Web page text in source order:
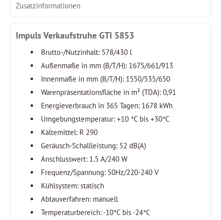
Zusatzinformationen
Impuls Verkaufstruhe GTI 5853
Brutto-/Nutzinhalt: 578/430 l
Außenmaße in mm (B/T/H): 1675/661/913
Innenmaße in mm (B/T/H): 1550/535/650
Warenpräsentationsfläche in m² (TDA): 0,91
Energieverbrauch in 365 Tagen: 1678 kWh
Umgebungstemperatur: +10 °C bis +30°C
Kältemittel: R 290
Geräusch-Schallleistung: 52 dB(A)
Anschlusswert: 1.5 A/240 W
Frequenz/Spannung: 50Hz/220-240 V
Kühlsystem: statisch
Abtauverfahren: manuell
Temperaturbereich: -10°C bis -24°C